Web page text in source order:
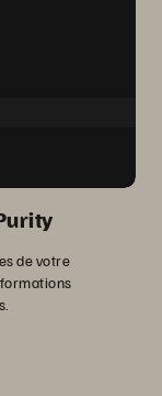
de votre